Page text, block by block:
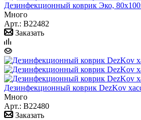
Дезинфекционный коврик Эко,
Много
Арт.: B22482
Заказать
Дезинфекционный коврик DezKov
Много
Арт.: B22480
Заказать